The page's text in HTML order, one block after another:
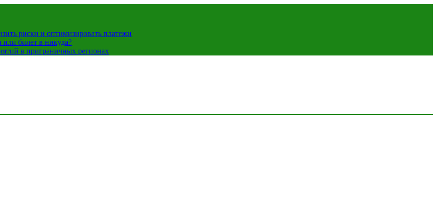
риски и оптимизировать платежи
или билет в никуда?
в приграничных регионах